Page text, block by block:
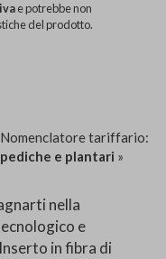
e potrebbe non
del prodotto.
Nomenclatore tariffario:
e plantari »
nella
e
in fibra di